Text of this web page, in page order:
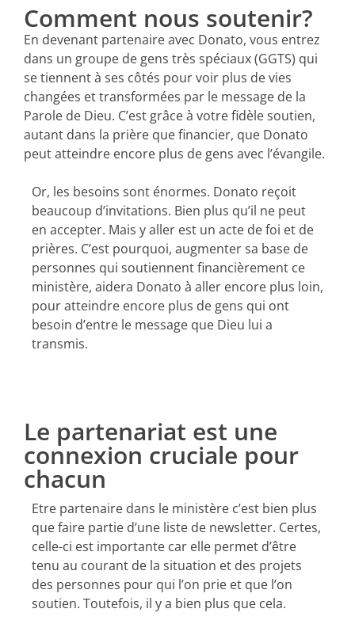
Comment nous soutenir?
En devenant partenaire avec Donato, vous entrez
dans un groupe de gens très spéciaux (GGTS) qui
se tiennent à ses côtés pour voir plus de vies
changées et transformées par le message de la
Parole de Dieu. C’est grâce à votre fidèle soutien,
autant dans la prière que financier, que Donato
peut atteindre encore plus de gens avec l’évangile.
Or, les besoins sont énormes. Donato reçoit
beaucoup d’invitations. Bien plus qu’il ne peut
en accepter. Mais y aller est un acte de foi et de
prières. C’est pourquoi, augmenter sa base de
personnes qui soutiennent financièrement ce
ministère, aidera Donato à aller encore plus loin,
pour atteindre encore plus de gens qui ont
besoin d’entre le message que Dieu lui a
transmis.
Le partenariat est une
connexion cruciale pour
chacun
Etre partenaire dans le ministère c’est bien plus
que faire partie d’une liste de newsletter. Certes,
celle-ci est importante car elle permet d’être
tenu au courant de la situation et des projets
des personnes pour qui l’on prie et que l’on
soutien. Toutefois, il y a bien plus que cela.